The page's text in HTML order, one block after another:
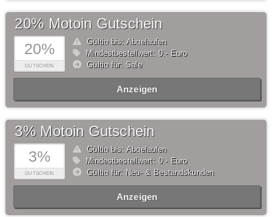
20%
GUTSCHEIN
20% Motoin Gutschein
Gültig bis: Abgelaufen
Mindestbestellwert: 0,- Euro
Gültig für: Sale
Anzeigen
3%
GUTSCHEIN
3% Motoin Gutschein
Gültig bis: Abgelaufen
Mindestbestellwert: 0,- Euro
Gültig für: Neu- & Bestandskunden
Anzeigen